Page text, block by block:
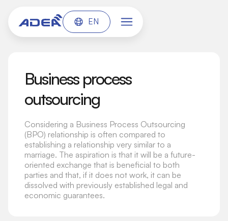
EN
Business process
outsourcing
Considering a Business Process Outsourcing
(BPO) relationship is often compared to
establishing a relationship very similar to a
marriage. The aspiration is that it will be a future-
oriented exchange that is beneficial to both
parties and that, if it does not work, it can be
dissolved with previously established legal and
economic guarantees.